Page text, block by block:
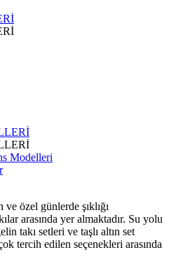
Modelleri
özel günlerde şıklığı
arasında yer almaktadır. Su yolu
takı setleri ve taşlı altın set
tercih edilen seçenekleri arasında